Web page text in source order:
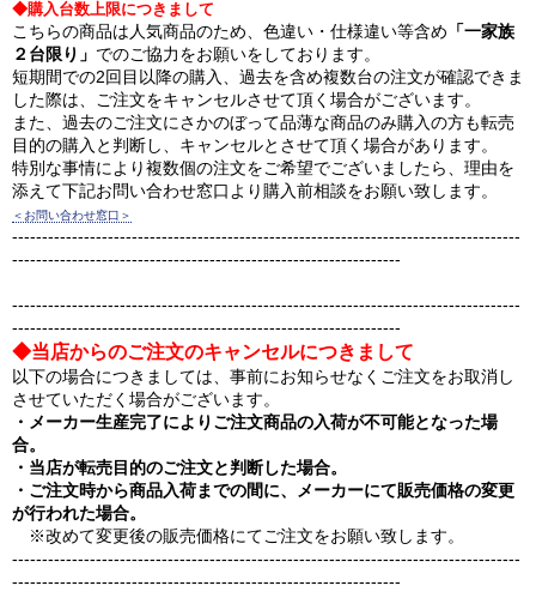
◆購入台数上限につきまして
こちらの商品は人気商品のため、色違い・仕様違い等含め 「一家族
２台限り」 でのご協力をお願いをしております。
短期間での2回目以降の購入、過去を含め複数台の注文が確認できま
した際は、ご注文をキャンセルさせて頂く場合がございます。
また、過去のご注文にさかのぼって品薄な商品のみ購入の方も転売
目的の購入と判断し、キャンセルとさせて頂く場合があります。
特別な事情により複数個の注文をご希望でございましたら、理由を
添えて下記お問い合わせ窓口より購入前相談をお願い致します。
＜お問い合わせ窓口＞
-------------------------------------------------------------------------------------
-----------------------------------------------------------------
-------------------------------------------------------------------------------------
-----------------------------------------------------------------
◆当店からのご注文のキャンセルにつきまして
以下の場合につきましては、事前にお知らせなくご注文をお取消し
させていただく場合がございます。
・メーカー生産完了によりご注文商品の入荷が不可能となった場
合。
・当店が転売目的のご注文と判断した場合。
・ご注文時から商品入荷までの間に、メーカーにて販売価格の変更
が行われた場合。
※改めて変更後の販売価格にてご注文をお願い致します。
-------------------------------------------------------------------------------------
-----------------------------------------------------------------